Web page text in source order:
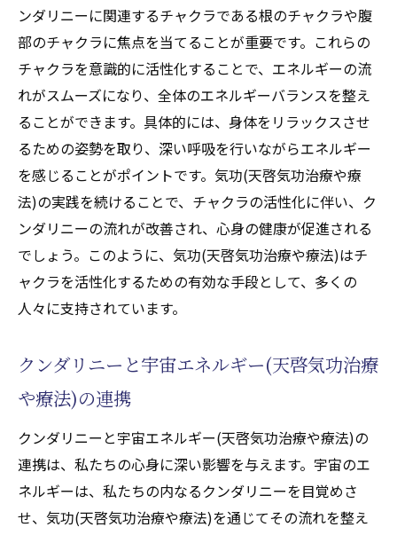
ンダリニーに関連するチャクラである根のチャクラや腹
部のチャクラに焦点を当てることが重要です。これらの
チャクラを意識的に活性化することで、エネルギーの流
れがスムーズになり、全体のエネルギーバランスを整え
ることができます。具体的には、身体をリラックスさせ
るための姿勢を取り、深い呼吸を行いながらエネルギー
を感じることがポイントです。気功(天啓気功治療や療
法)の実践を続けることで、チャクラの活性化に伴い、ク
ンダリニーの流れが改善され、心身の健康が促進される
でしょう。このように、気功(天啓気功治療や療法)はチ
ャクラを活性化するための有効な手段として、多くの
人々に支持されています。
クンダリニーと宇宙エネルギー(天啓気功治療
や療法)の連携
クンダリニーと宇宙エネルギー(天啓気功治療や療法)の
連携は、私たちの心身に深い影響を与えます。宇宙のエ
ネルギーは、私たちの内なるクンダリニーを目覚めさ
せ、気功(天啓気功治療や療法)を通じてその流れを整え